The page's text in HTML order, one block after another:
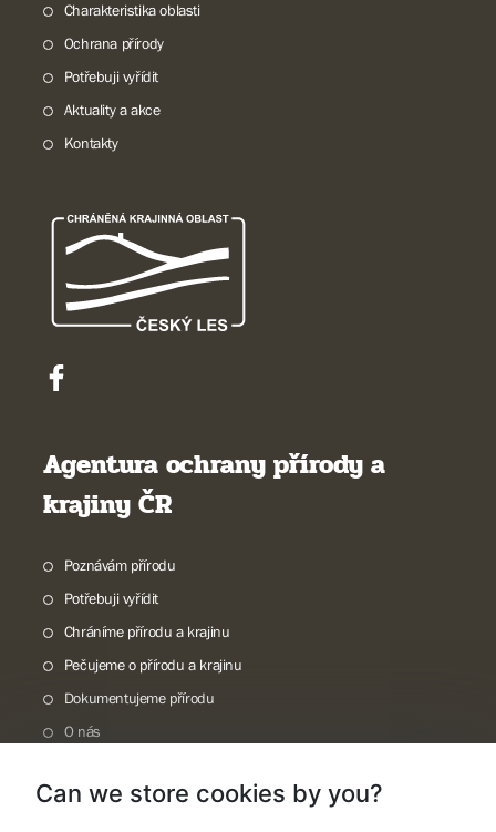
Charakteristika oblasti
Ochrana přírody
Potřebuji vyřídit
Aktuality a akce
Kontakty
Agentura ochrany přírody a
krajiny ČR
Poznávám přírodu
Potřebuji vyřídit
Chráníme přírodu a krajinu
Pečujeme o přírodu a krajinu
Dokumentujeme přírodu
O nás
Can we store cookies by you?